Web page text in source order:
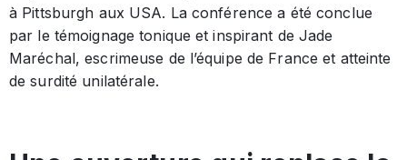
à Pittsburgh aux USA. La conférence a été conclue
par le témoignage tonique et inspirant de Jade
Maréchal, escrimeuse de l’équipe de France et atteinte
de surdité unilatérale.